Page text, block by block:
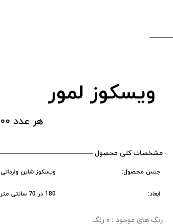
ویسکوز لمور
هر عدد ۳۸۹,۰۰۰ تومان
مشخصات کلی محصول
جنس محصول: ویسکوز شاین وارداتی
ابعاد: 180 در 70 سانتی متر
رنگ های موجود : ۰ رنگ